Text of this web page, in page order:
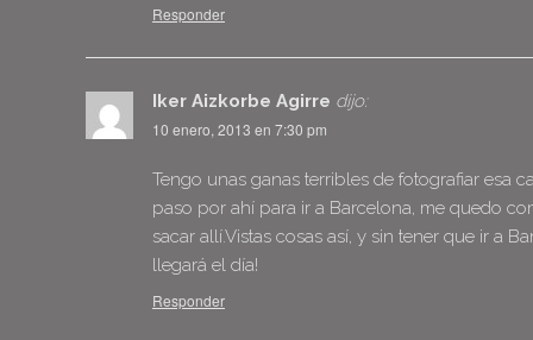
Responder
Iker Aizkorbe Agirre dijo:
10 enero, 2013 en 7:30 pm
Tengo unas ganas terribles de fotografiar esa
paso por ahí para ir a Barcelona, me quedo
sacar allí.Vistas cosas así, y sin tener que ir a
llegará el día!
Responder